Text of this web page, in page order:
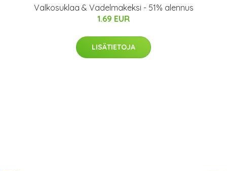
Valkosuklaa & Vadelmakeksi - 51% alennus
1.69 EUR
LISÄTIETOJA